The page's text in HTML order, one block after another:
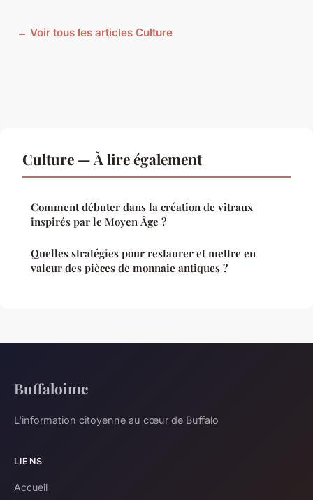
← Voir tous les articles Culture
Culture — À lire également
Comment débuter dans la création de vitraux
inspirés par le Moyen Âge ?
Quelles stratégies pour restaurer et mettre en
valeur des pièces de monnaie antiques ?
Buffaloimc
L'information citoyenne au cœur de Buffalo
LIENS
Accueil